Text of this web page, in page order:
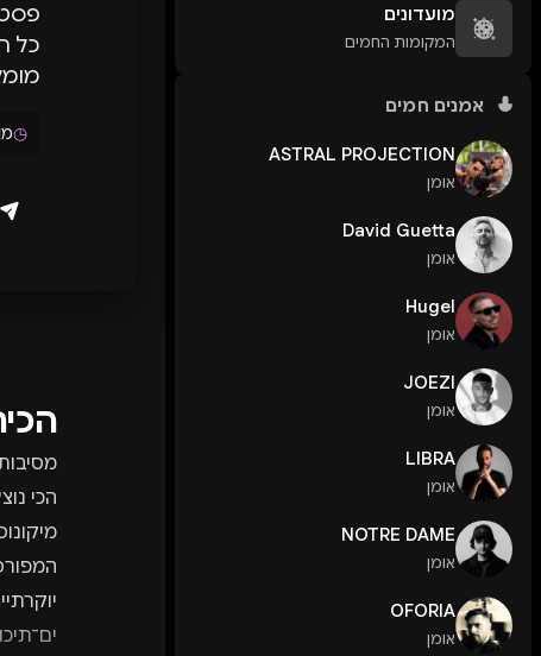
מועדונים
המקומות החמים
אמנים חמים
ASTRAL PROJECTION
אומן
David Guetta
אומן
Hugel
אומן
JOEZI
אומן
LIBRA
אומן
NOTRE DAME
אומן
OFORIA
אומן
כל
◷
הכי